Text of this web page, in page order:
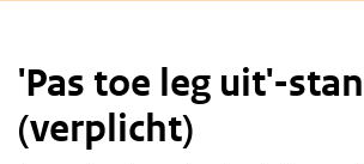
'Pas toe leg uit'-
(verplicht)